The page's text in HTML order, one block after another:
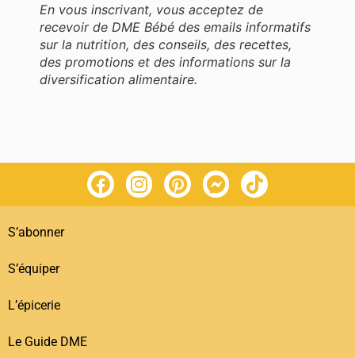
En vous inscrivant, vous acceptez de
recevoir de DME Bébé des emails informatifs
sur la nutrition, des conseils, des recettes,
des promotions et des informations sur la
diversification alimentaire.
S’abonner
S’équiper
L’épicerie
Le Guide DME